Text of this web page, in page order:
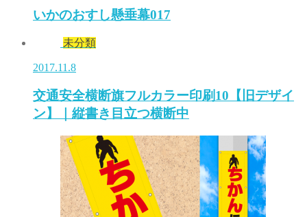
いかのおすし懸垂幕017
未分類
2017.11.8
交通安全横断旗フルカラー印刷10【旧デザイ
ン】｜縦書き目立つ横断中